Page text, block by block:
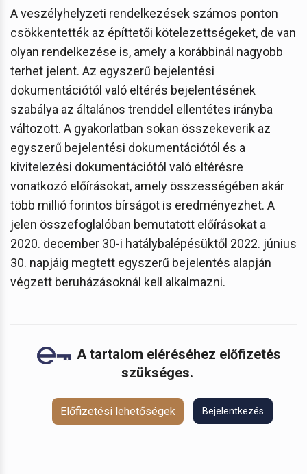
A veszélyhelyzeti rendelkezések számos ponton
csökkentették az építtetői kötelezettségeket, de van
olyan rendelkezése is, amely a korábbinál nagyobb
terhet jelent. Az egyszerű bejelentési
dokumentációtól való eltérés bejelentésének
szabálya az általános trenddel ellentétes irányba
változott. A gyakorlatban sokan összekeverik az
egyszerű bejelentési dokumentációtól és a
kivitelezési dokumentációtól való eltérésre
vonatkozó előírásokat, amely összességében akár
több millió forintos bírságot is eredményezhet. A
jelen összefoglalóban bemutatott előírásokat a
2020. december 30-i hatálybalépésüktől 2022. június
30. napjáig megtett egyszerű bejelentés alapján
végzett beruházásoknál kell alkalmazni.
A tartalom eléréséhez előfizetés
szükséges.
Előfizetési lehetőségek Bejelentkezés